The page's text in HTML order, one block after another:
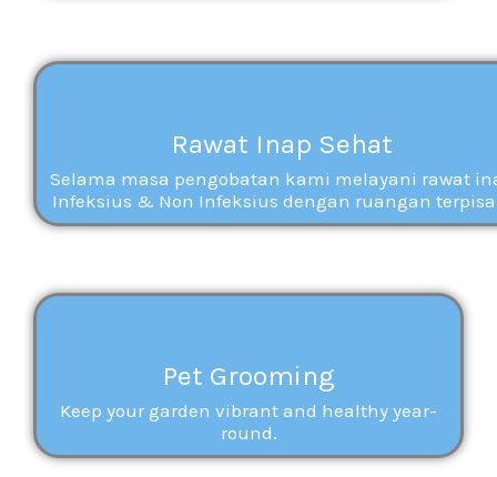
Rawat Inap Sehat
Selama masa pengobatan kami melayani rawat
Infeksius & Non Infeksius dengan ruangan
Pet Grooming
Keep your garden vibrant and healthy year-
round.